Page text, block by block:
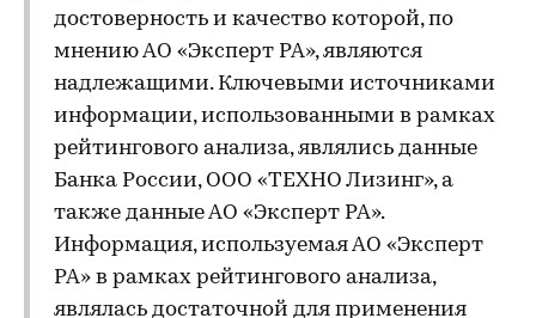
достоверность и качество которой, по
мнению АО «Эксперт РА», являются
надлежащими. Ключевыми источниками
информации, использованными в рамках
рейтингового анализа, являлись данные
Банка России, ООО «ТЕХНО Лизинг», а
также данные АО «Эксперт РА».
Информация, используемая АО «Эксперт
РА» в рамках рейтингового анализа,
являлась достаточной для применения